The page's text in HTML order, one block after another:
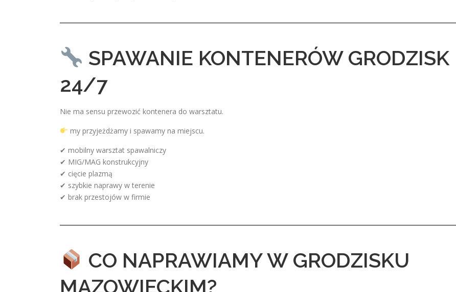
SPAWANIE KONTENERÓW GRODZISK
24/7
Nie ma sensu przewozić kontenera do warsztatu.
my przyjeżdżamy i spawamy na miejscu.
✔ mobilny warsztat spawalniczy
✔ MIG/MAG konstrukcyjny
✔ cięcie plazmą
✔ szybkie naprawy w terenie
✔ brak przestojów w firmie
CO NAPRAWIAMY W GRODZISKU
MAZOWIECKIM?